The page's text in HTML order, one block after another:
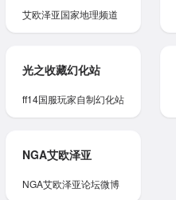
艾欧泽亚国家地理频道
光之收藏幻化站
ff14国服玩家自制幻化站
NGA艾欧泽亚
NGA艾欧泽亚论坛微博